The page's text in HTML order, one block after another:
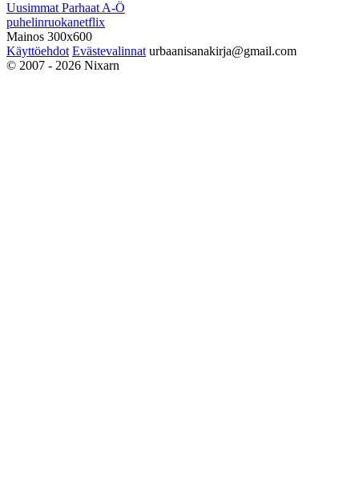
Uusimmat Parhaat A-Ö
puhelinruokanetflix
Mainos 300x600
Käyttöehdot Evästevalinnat urbaanisanakirja@gmail.com
© 2007 - 2026 Nixarn